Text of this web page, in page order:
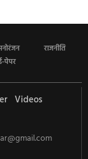
राजनीति
पेपर
Videos